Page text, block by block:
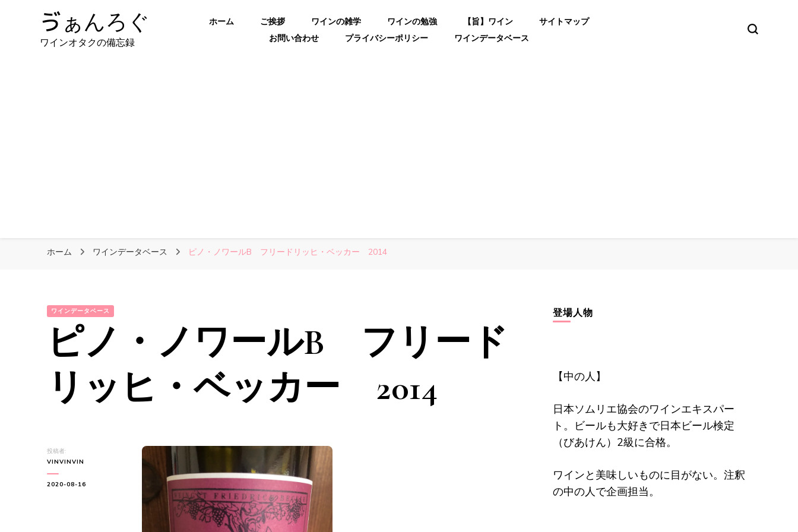
ゔぁんろぐ
ワインオタクの備忘録
ホーム ご挨拶 ワインの雑学 ワインの勉強 【旨】ワイン
サイトマップ
お問い合わせ
プライバシーポリシー ワインデータベース
ホーム ワインデータベース ピノ・ノワールB フリードリッヒ・ベッカー 2014
ワインデータベース
ピノ・ノワールB フリード
リッヒ・ベッカー 2014
投稿者:
VINVINVIN
2020-08-16
登場人物
【中の人】
日本ソムリエ協会のワインエキスパー
ト。ビールも大好きで日本ビール検定
（びあけん）2級に合格。
ワインと美味しいものに目がない。注釈
の中の人で企画担当。